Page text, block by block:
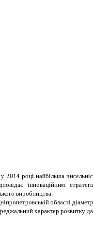
2014 році найбільша
інноваційним
виробництва.
області
характер розвитку